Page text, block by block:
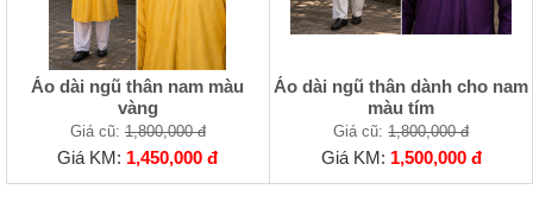
Áo dài ngũ thân nam màu
vàng
Giá cũ:1,800,000 đ
Giá KM: 1,450,000 đ
Áo dài ngũ thân dành cho nam
màu tím
Giá cũ:1,800,000 đ
Giá KM: 1,500,000 đ